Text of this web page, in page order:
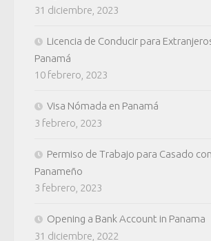
31 diciembre, 2023
Licencia de Conducir para
Panamá
10 febrero, 2023
Visa Nómada en Panamá
3 febrero, 2023
Permiso de Trabajo para Casado con
Panameño
3 febrero, 2023
Opening a Bank Account in Panama
31 diciembre, 2022